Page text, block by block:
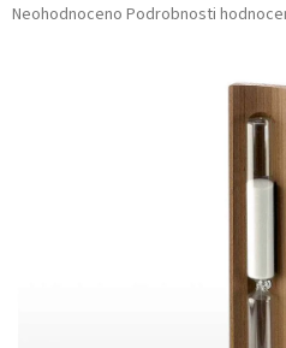
Průměrné hodnocení produktu je 0,0 z
Neohodnoceno Podrobnosti